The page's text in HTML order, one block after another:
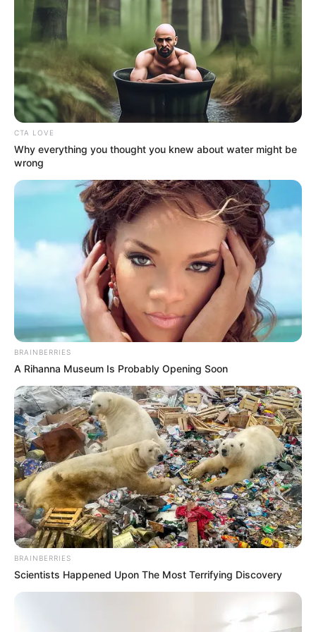
ΜΙΛΗΣΑΜΕ ΧΘΕΣ ΓΙΑ ΤΗΝ ΚΙΝΑ ΚΑΙ ΤΗΝ ΙΑΠΩΝΙΑ, ΚΑΙ
ΟΛΑ ΑΥΤΑ ΛΙΓΕΣ ΗΜΕΡΕΣ ΠΡΙΝ ΑΠΟ ΤΟΥΣ
ΟΛΥΜΠΙΑΚΟΥΣ ΑΓΩΝΕΣ! ΟΥΚΡΑΝΙΑ, ΡΩΣΙΑ, ΝΑΤΟ,
ΙΣΡΑΗΛ ΚΑΙ ΙΡΑΝ ΕΙΝΑΙ ΕΝΑ ΒΗΜΑ ΠΡΙΝ ΤΗΝ
ΚΛΙΜΑΚΩΣΗ! ΟΛΑ ΠΗΓΑΙΝΟΥΝ ΣΥΜΦΩΝΑ ΜΕ ΤΟ ΣΧΕΔΙΟ
ΚΑΙ ΣΥΝΤΟΜΑ ΘΑ ΓΥΡΙΣΟΥΝ ΤΑ ΠΑΝΩ-ΚΑΤΩ!! ΚΑΙ ΟΠΩΣ
ΛΕΕΙ ΚΑΙ Ο ΣΤΟΡΜ:
ΤΟ ΚΑΛΟΚΑΙΡΙ ΘΑ ΕΙΝΑΙ ΚΑΥΤΟ!!!
ΑΛΛΗ ΜΙΑ ΣΗΜΑΝΤΙΚΗ ΕΙΔΗΣΗ ΕΙΝΑΙ Η ΕΙΣΑΓΩΓΗ ΤΟΥ
ΜΠΟΛΣΟΝΑΡΟ, ΤΟΥ ΠΡΟΕΔΡΟΥ ΤΗΣ ΒΡΑΖΙΛΙΑΣ ΣΕ
[[[ΣΤΡΑΤΙΩΤΙΚΟ]]] ΝΟΣΟΚΟΜΕΙΟ ΓΙΑ «ΑΝΑΠΑΝΤΕΧΕΣ»
ΕΞΕΤΑΣΕΙΣ!! ΧΜΜΜ….
CTA LOVE
Why everything you thought you knew about water might be
wrong
BRAINBERRIES
A Rihanna Museum Is Probably Opening Soon
BRAINBERRIES
Scientists Happened Upon The Most Terrifying Discovery